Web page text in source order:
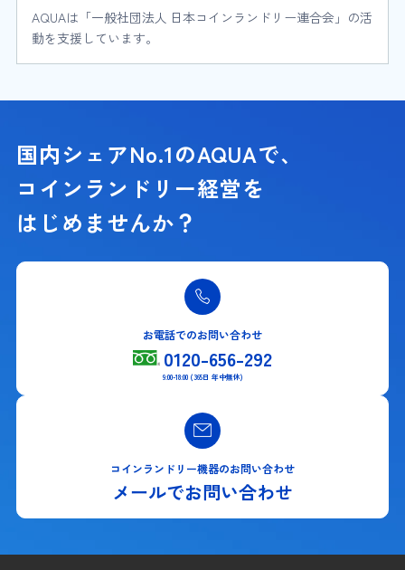
AQUAは「一般社団法人 日本コインランドリー連合会」の活
動を支援しています。
国内シェアNo.1のAQUAで、
コインランドリー経営を
はじめませんか？
お電話でのお問い合わせ
0120-656-292
9:00-18:00 (365日 年中無休)
コインランドリー機器のお問い合わせ
メールでお問い合わせ